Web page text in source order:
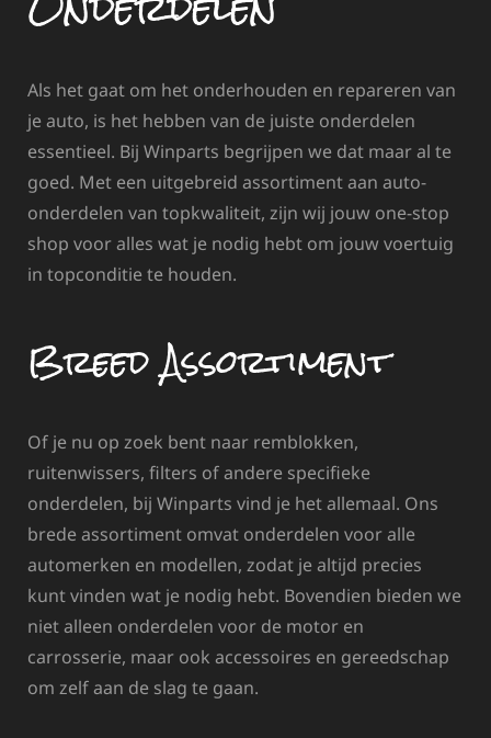
Als het gaat om het onderhouden en repareren van
je auto, is het hebben van de juiste onderdelen
essentieel. Bij Winparts begrijpen we dat maar al te
goed. Met een uitgebreid assortiment aan auto-
onderdelen van topkwaliteit, zijn wij jouw one-stop
shop voor alles wat je nodig hebt om jouw voertuig
in topconditie te houden.
Breed Assortiment
Of je nu op zoek bent naar remblokken,
ruitenwissers, filters of andere specifieke
onderdelen, bij Winparts vind je het allemaal. Ons
brede assortiment omvat onderdelen voor alle
automerken en modellen, zodat je altijd precies
kunt vinden wat je nodig hebt. Bovendien bieden we
niet alleen onderdelen voor de motor en
carrosserie, maar ook accessoires en gereedschap
om zelf aan de slag te gaan.